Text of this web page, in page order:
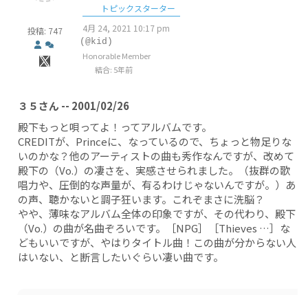
投稿: 747
トピックスターター
4月 24, 2021 10:17 pm
(@kid)
Honorable Member
結合: 5年前
３５さん -- 2001/02/26
殿下もっと唄ってよ！ってアルバムです。
CREDITが、Princeに、なっているので、ちょっと物足りな
いのかな？他のアーティストの曲も秀作なんですが、改めて
殿下の（Vo.）の凄さを、実感させられました。（抜群の歌
唱力や、圧倒的な声量が、有るわけじゃないんですが。）あ
の声、聴かないと調子狂います。これぞまさに洗脳？
やや、薄味なアルバム全体の印象ですが、その代わり、殿下
（Vo.）の曲が名曲ぞろいです。［NPG］［Thieves …］な
どもいいですが、やはりタイトル曲！この曲が分からない人
はいない、と断言したいぐらい凄い曲です。